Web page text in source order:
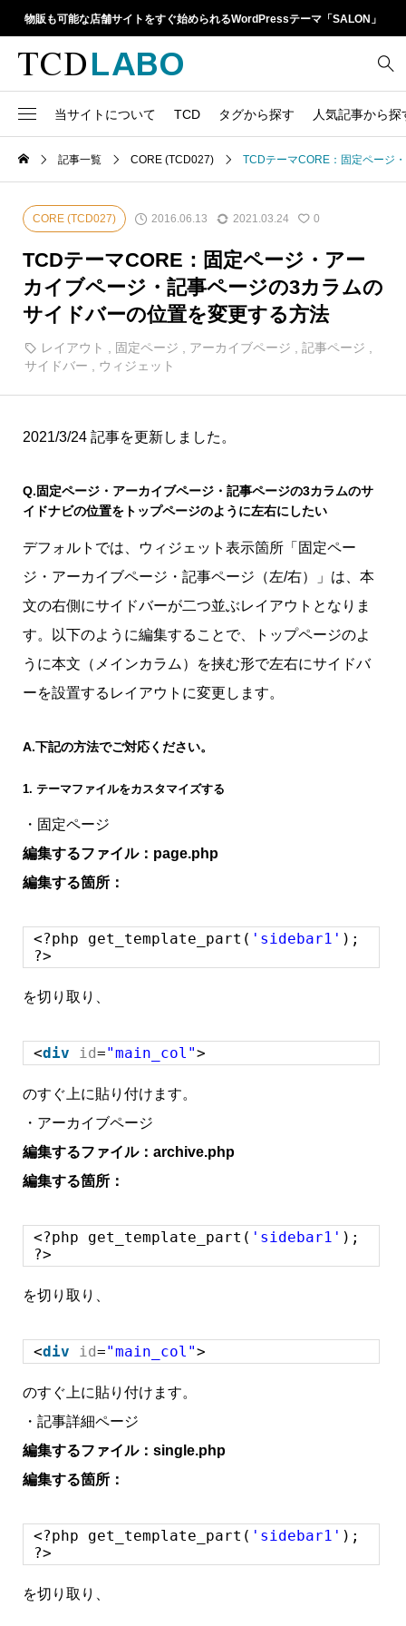
物販も可能な店舗サイトをすぐ始められるWordPressテーマ「SALON」
当サイトについて TCD タグから探す 人気記事から探
1カラム
Google Map
h1 14
iframe 17
meta description 21
retinaディスプレイ
SNSアイコン
TCDクラシックエディタ
ラグイン
Webフォント
Welcart
TCD LABOとは
TCDテーマ一覧
ファイルの編集方法
WordPressテーマ比較
人気ランキング
アップデート情報
よくあるご質問
記事一覧 CORE (TCD027) TCDテーマCORE：固定ページ
CORE (TCD027) 2016.06.13 2021.03.24 0
TCDテーマCORE：固定ページ・アー
カイブページ・記事ページの3カラムの
サイドバーの位置を変更する方法
レイアウト , 固定ページ , アーカイブページ , 記事ページ ,
サイドバー , ウィジェット
2021/3/24 記事を更新しました。
Q.固定ページ・アーカイブページ・記事ページの3カラムのサ
イドナビの位置をトップページのように左右にしたい
デフォルトでは、ウィジェット表示箇所「固定ペー
ジ・アーカイブページ・記事ページ（左/右）」は、本
文の右側にサイドバーが二つ並ぶレイアウトとなりま
す。以下のように編集することで、トップページのよ
うに本文（メインカラム）を挟む形で左右にサイドバ
ーを設置するレイアウトに変更します。
A.下記の方法でご対応ください。
1. テーマファイルをカスタマイズする
・固定ページ
編集するファイル：page.php
編集する箇所：
<?php get_template_part( 'sidebar1' );
?>
を切り取り、
<div id="main_col">
のすぐ上に貼り付けます。
・アーカイブページ
編集するファイル：archive.php
編集する箇所：
<?php get_template_part( 'sidebar1' );
?>
を切り取り、
<div id="main_col">
のすぐ上に貼り付けます。
・記事詳細ページ
編集するファイル：single.php
編集する箇所：
<?php get_template_part( 'sidebar1' );
?>
を切り取り、